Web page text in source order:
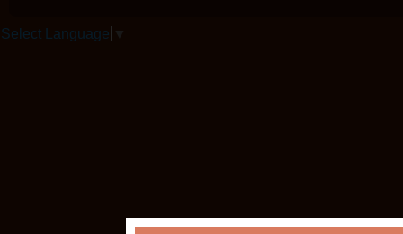
Select Language